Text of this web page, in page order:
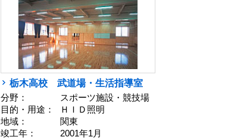
栃木高校 武道場・生活指導室
分野：
スポーツ施設・競技場
目的・用途：
ＨＩＤ照明
地域：
関東
竣工年：
2001年1月